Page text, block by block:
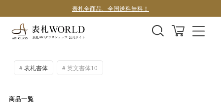
表札全商品、全国送料無料！
デザインサンプル1案100円
表札書体 英文書体10
商品一覧